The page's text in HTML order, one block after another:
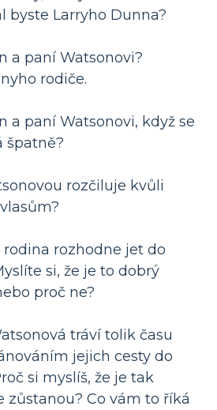
byste Larryho Dunna?
a paní Watsonovi?
rodiče.
a paní Watsonovi, když se
špatně?
rozčiluje kvůli
rodina rozhodne jet do
si, že je to dobrý
proč ne?
tráví tolik času
jejich cesty do
si myslíš, že je tak
zůstanou? Co vám to říká